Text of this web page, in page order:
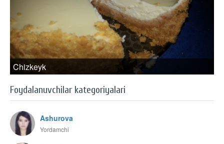
Chizkeyk
Foydalanuvchilar kategoriyalari
Ashurova
Yordamchi